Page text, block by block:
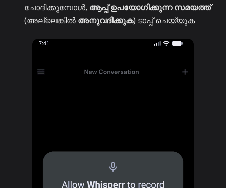
ചോദിക്കുമ്പോൾ, ആപ്പ് ഉപയോഗിക്കുന്ന സമയത്ത്
(അല്ലെങ്കിൽ അനുവദിക്കുക) ടാപ്പ് ചെയ്യുക